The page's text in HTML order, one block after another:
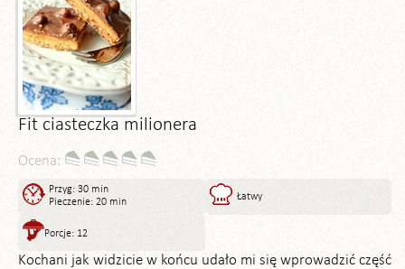
Fit ciasteczka milionera
Ocena:
Przyg: 30 min
Pieczenie: 20 min
Łatwy
Porcje: 12
Kochani jak widzicie w końcu udało mi się wprowadzić część